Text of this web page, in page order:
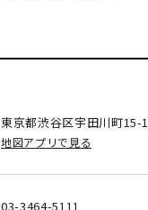
東京都渋谷区宇田川町15-1
地図アプリで見る
03-3464-5111